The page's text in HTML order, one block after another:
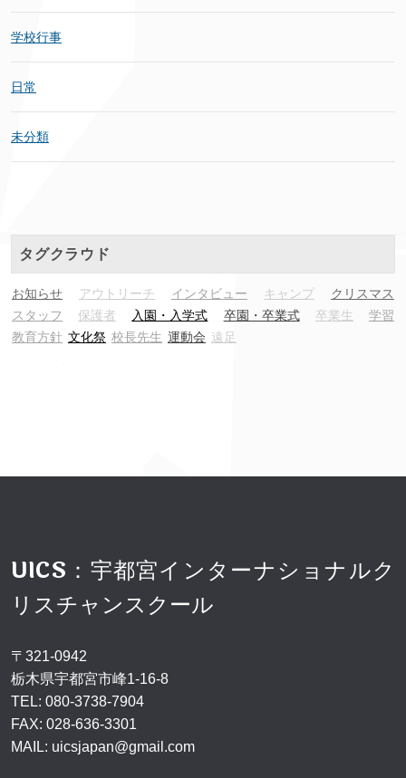
学校行事
日常
未分類
タグクラウド
お知らせ アウトリーチ インタビュー キャンプ
クリスマス
スタッフ
保護者 入園・入学式 卒園・卒業式 卒業生
学習
教育方針 文化祭 校長先生 運動会 遠足
UICS：宇都宮インターナショナルク
リスチャンスクール
〒321-0942
栃木県宇都宮市峰1-16-8
TEL: 080-3738-7904
FAX: 028-636-3301
MAIL: uicsjapan@gmail.com